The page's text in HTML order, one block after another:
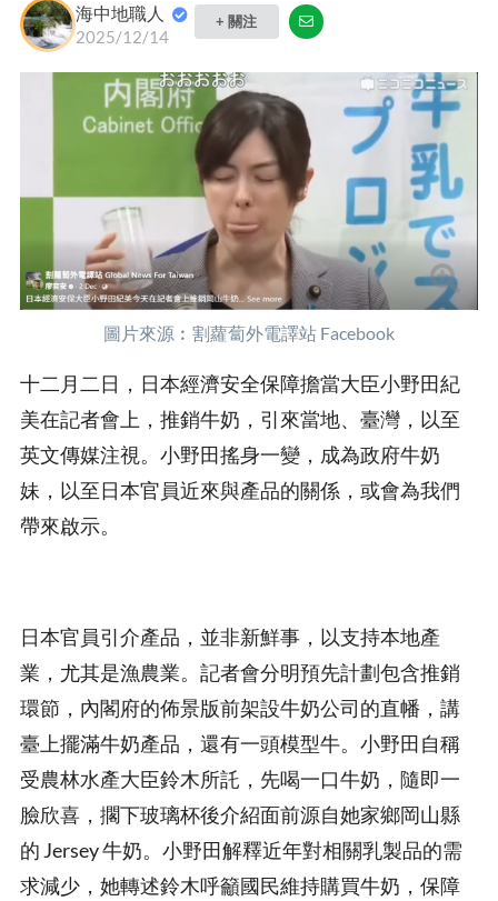
海中地職人
2025/12/14
+ 關注
圖片來源︰割蘿蔔外電譯站 Facebook
十二月二日，日本經濟安全保障擔當大臣小野田紀
美在記者會上，推銷牛奶，引來當地、臺灣，以至
英文傳媒注視。小野田搖身一變，成為政府牛奶
妹，以至日本官員近來與產品的關係，或會為我們
帶來啟示。
日本官員引介產品，並非新鮮事，以支持本地產
業，尤其是漁農業。記者會分明預先計劃包含推銷
環節，內閣府的佈景版前架設牛奶公司的直幡，講
臺上擺滿牛奶產品，還有一頭模型牛。小野田自稱
受農林水產大臣鈴木所託，先喝一口牛奶，隨即一
臉欣喜，擱下玻璃杯後介紹面前源自她家鄉岡山縣
的 Jersey 牛奶。小野田解釋近年對相關乳製品的需
求減少，她轉述鈴木呼籲國民維持購買牛奶，保障